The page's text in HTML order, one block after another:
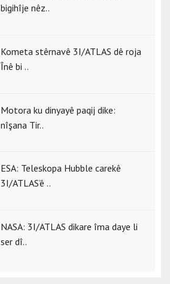
bigihîje nêz..
Kometa stêrnavê 3I/ATLAS dê roja
Înê bi ..
Motora ku dinyayê paqij dike:
nîşana Tir..
ESA: Teleskopa Hubble carekê
3I/ATLAS’ê ..
NASA: 3I/ATLAS dikare îma daye li
ser dî..